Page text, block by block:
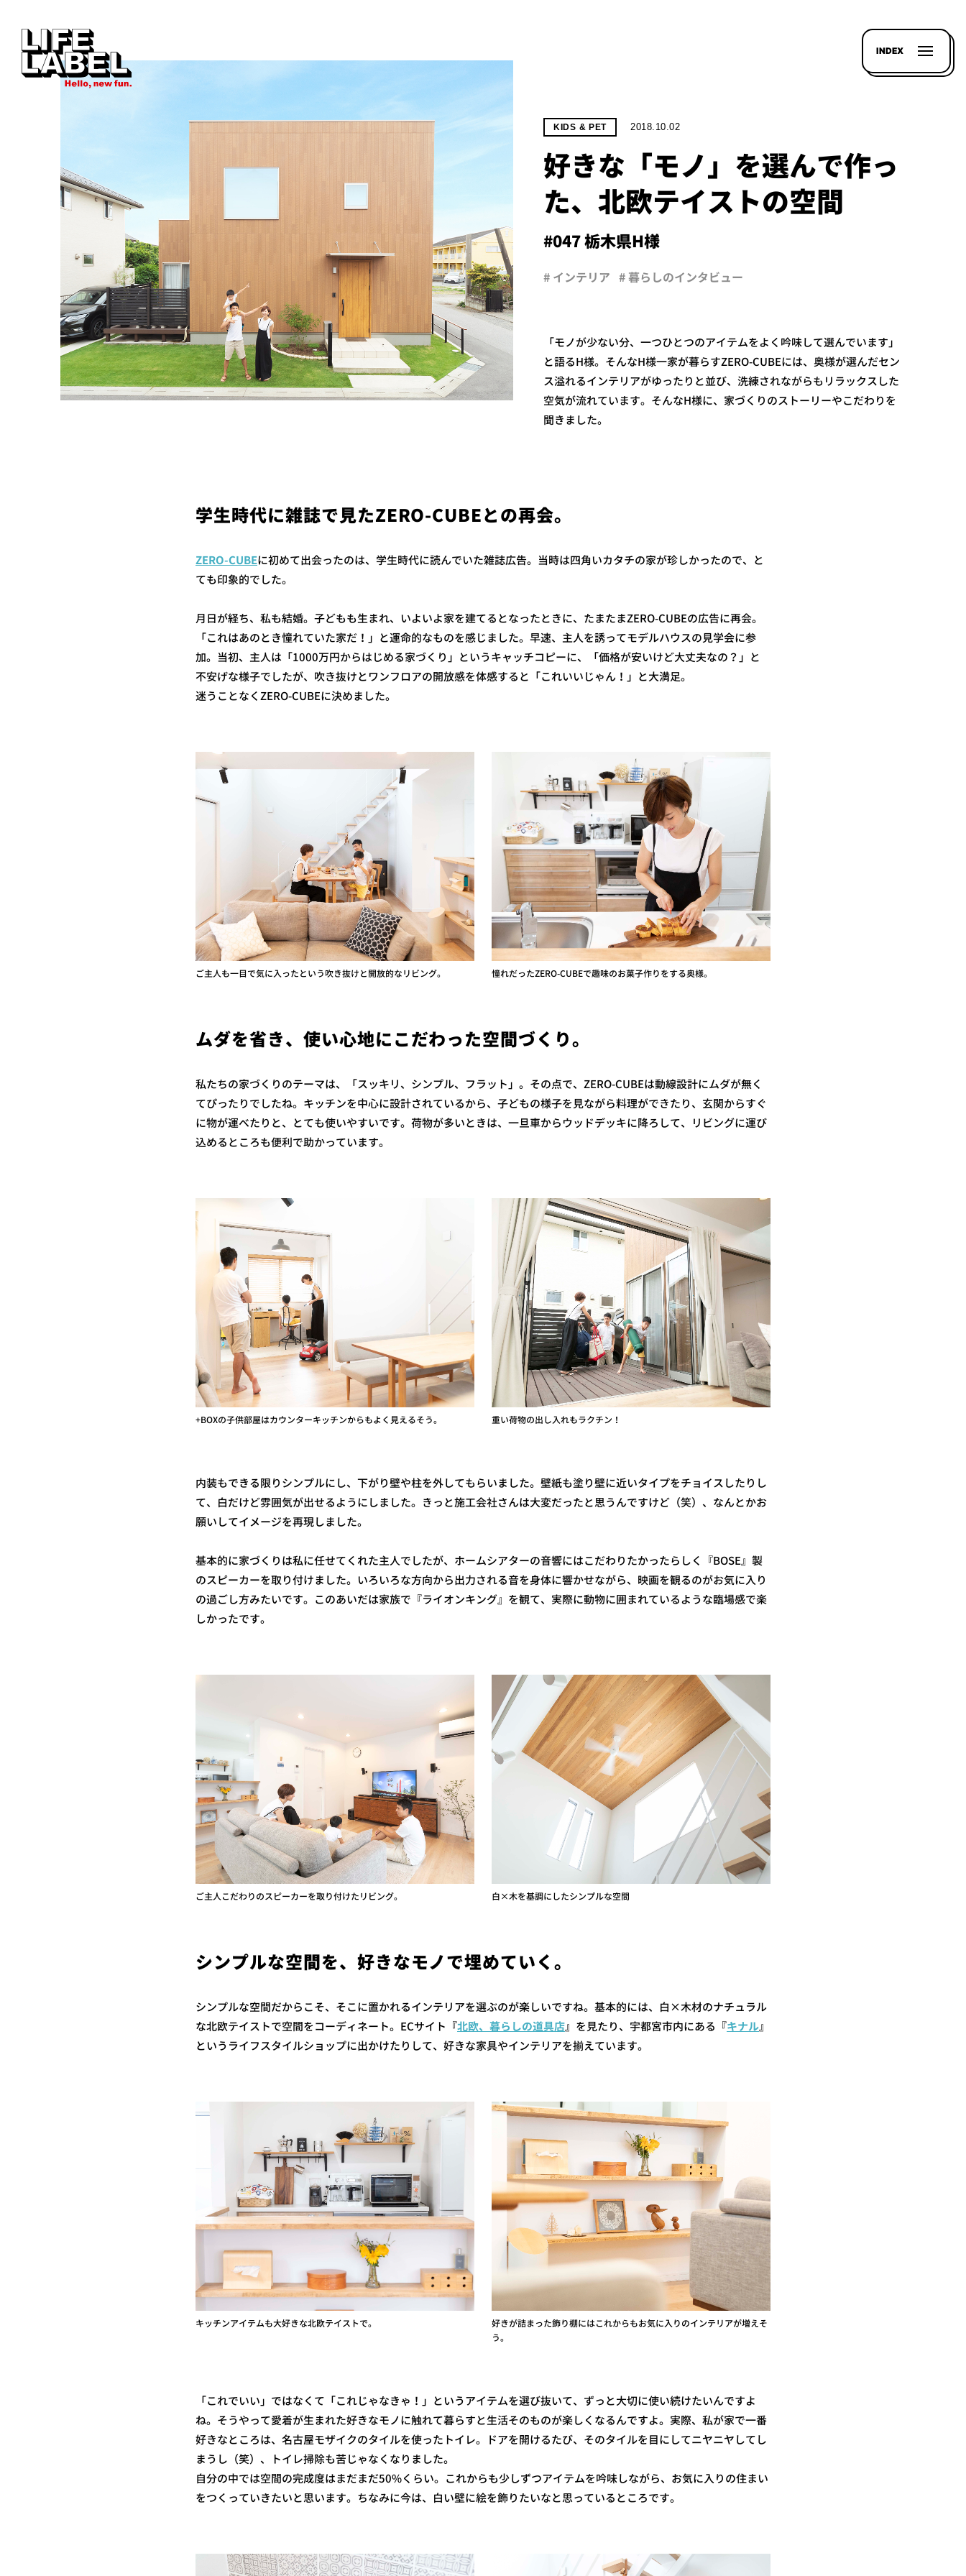
INDEX
KIDS & PET 2018.10.02
好きな「モノ」を選んで作っ
た、北欧テイストの空間
#047 栃木県H様
# インテリア # 暮らしのインタビュー
「モノが少ない分、一つひとつのアイテムをよく吟味して選んでいます」
と語るH様。そんなH様一家が暮らすZERO-CUBEには、奥様が選んだセン
ス溢れるインテリアがゆったりと並び、洗練されながらもリラックスした
空気が流れています。そんなH様に、家づくりのストーリーやこだわりを
聞きました。
学生時代に雑誌で見たZERO-CUBEとの再会。
ZERO-CUBEに初めて出会ったのは、学生時代に読んでいた雑誌広告。当時は四角いカタチの家が珍しかったので、と
ても印象的でした。
月日が経ち、私も結婚。子どもも生まれ、いよいよ家を建てるとなったときに、たまたまZERO-CUBEの広告に再会。
「これはあのとき憧れていた家だ！」と運命的なものを感じました。早速、主人を誘ってモデルハウスの見学会に参
加。当初、主人は「1000万円からはじめる家づくり」というキャッチコピーに、「価格が安いけど大丈夫なの？」と
不安げな様子でしたが、吹き抜けとワンフロアの開放感を体感すると「これいいじゃん！」と大満足。
迷うことなくZERO-CUBEに決めました。
ご主人も一目で気に入ったという吹き抜けと開放的なリビング。 憧れだったZERO-CUBEで趣味のお菓子作りをする奥様。
ムダを省き、使い心地にこだわった空間づくり。
私たちの家づくりのテーマは、「スッキリ、シンプル、フラット」。その点で、ZERO-CUBEは動線設計にムダが無く
てぴったりでしたね。キッチンを中心に設計されているから、子どもの様子を見ながら料理ができたり、玄関からすぐ
に物が運べたりと、とても使いやすいです。荷物が多いときは、一旦車からウッドデッキに降ろして、リビングに運び
込めるところも便利で助かっています。
+BOXの子供部屋はカウンターキッチンからもよく見えるそう。 重い荷物の出し入れもラクチン！
内装もできる限りシンプルにし、下がり壁や柱を外してもらいました。壁紙も塗り壁に近いタイプをチョイスしたりし
て、白だけど雰囲気が出せるようにしました。きっと施工会社さんは大変だったと思うんですけど（笑）、なんとかお
願いしてイメージを再現しました。
基本的に家づくりは私に任せてくれた主人でしたが、ホームシアターの音響にはこだわりたかったらしく『BOSE』製
のスピーカーを取り付けました。いろいろな方向から出力される音を身体に響かせながら、映画を観るのがお気に入り
の過ごし方みたいです。このあいだは家族で『ライオンキング』を観て、実際に動物に囲まれているような臨場感で楽
しかったです。
ご主人こだわりのスピーカーを取り付けたリビング。 白×木を基調にしたシンプルな空間
シンプルな空間を、好きなモノで埋めていく。
シンプルな空間だからこそ、そこに置かれるインテリアを選ぶのが楽しいですね。基本的には、白×木材のナチュラル
な北欧テイストで空間をコーディネート。ECサイト『北欧、暮らしの道具店』を見たり、宇都宮市内にある『キナル』
というライフスタイルショップに出かけたりして、好きな家具やインテリアを揃えています。
キッチンアイテムも大好きな北欧テイストで。
好きが詰まった飾り棚にはこれからもお気に入りのインテリアが増えそ
う。
「これでいい」ではなくて「これじゃなきゃ！」というアイテムを選び抜いて、ずっと大切に使い続けたいんですよ
ね。そうやって愛着が生まれた好きなモノに触れて暮らすと生活そのものが楽しくなるんですよ。実際、私が家で一番
好きなところは、名古屋モザイクのタイルを使ったトイレ。ドアを開けるたび、そのタイルを目にしてニヤニヤしてし
まうし（笑）、トイレ掃除も苦じゃなくなりました。
自分の中では空間の完成度はまだまだ50%くらい。これからも少しずつアイテムを吟味しながら、お気に入りの住まい
をつくっていきたいと思います。ちなみに今は、白い壁に絵を飾りたいなと思っているところです。